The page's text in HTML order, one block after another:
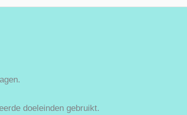
doeleinden gebruikt.